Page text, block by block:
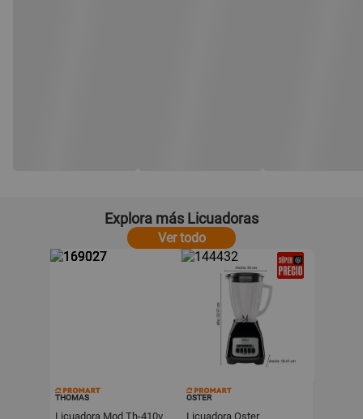
Explora más Licuadoras
Ver todo
THOMAS
Licuadora Mod Th-410v
OSTER
Licuadora Oster